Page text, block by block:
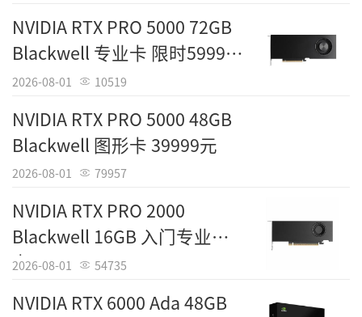
NVIDIA RTX PRO 5000 72GB
Blackwell 专业卡 限时59999
元
2026-08-01 10519
NVIDIA RTX PRO 5000 48GB
Blackwell 图形卡 39999元
2026-08-01 79957
NVIDIA RTX PRO 2000
Blackwell 16GB 入门专业显
卡 5499元
2026-08-01 54735
NVIDIA RTX 6000 Ada 48GB